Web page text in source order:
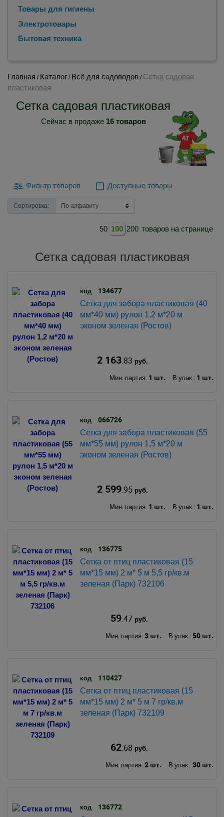
Товары для гигиены
Электротовары
Бытовая техника
Главная / Каталог / Всё для садоводов / Сетка садовая
пластиковая
Сетка садовая пластиковая
Сейчас в продаже 16 товаров
Фильтр товаров Доступные товары
Сортировка:
50 100 200 товаров на странице
Сетка садовая пластиковая
код 134677
Сетка для забора пластиковая (40
мм*40 мм) рулон 1,2 м*20 м
эконом зеленая (Ростов)
2 163.83 руб.
Мин. партия: 1 шт. В упак.: 1 шт.
код 066726
Сетка для забора пластиковая (55
мм*55 мм) рулон 1,5 м*20 м
эконом зеленая (Ростов)
2 599.95руб.
Мин. партия: 1 шт. В упак.: 1 шт.
код 136775
Сетка от птиц пластиковая (15
мм*15 мм) 2 м* 5 м 5,5 гр/кв.м
зеленая (Парк) 732106
59.47 руб.
Мин. партия: 3 шт. В упак.: 50 шт.
код 110427
Сетка от птиц пластиковая (15
мм*15 мм) 2 м* 5 м 7 гр/кв.м
зеленая (Парк) 732109
62.68 руб.
Мин. партия: 2 шт. В упак.: 30 шт.
код 136772